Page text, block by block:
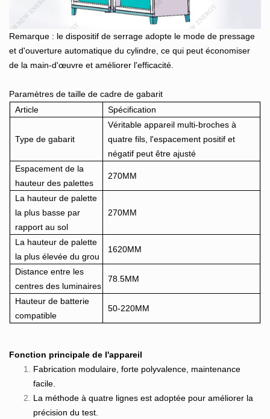
Remarque : le dispositif de serrage adopte le mode de pressage
et d'ouverture automatique du cylindre, ce qui peut économiser
de la main-d'œuvre et améliorer l'efficacité.
Paramètres de taille de cadre de gabarit
Article
Spécification
Type de gabarit
Véritable appareil multi-broches à
quatre fils, l'espacement positif et
négatif peut être ajusté
Espacement de la
hauteur des palettes
270MM
La hauteur de palette
la plus basse par
rapport au sol
270MM
La hauteur de palette
la plus élevée du grou
1620MM
Distance entre les
centres des luminaires
78.5MM
Hauteur de batterie
compatible
50-220MM
Fonction principale de l'appareil
Fabrication modulaire, forte polyvalence, maintenance
facile.
La méthode à quatre lignes est adoptée pour améliorer la
précision du test.